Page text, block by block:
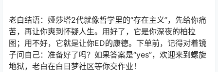
老白结语：娅莎塔2代就像哲学里的“存在主义”，先给你痛
苦，再让你爽到怀疑人生。用好了，它是你深夜的柏拉
图；用不好，它就是让你ED的康德。下单前，记得对着镜
子问自己：准备好了吗？如果答案是“yes”，欢迎来到螺旋
地狱，老白在白日梦社区等你交作业！